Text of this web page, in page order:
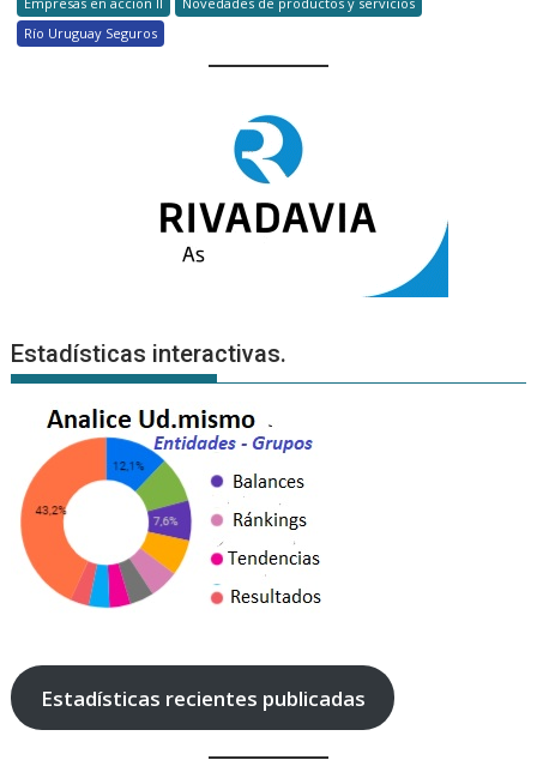
Río Uruguay Seguros
Estadísticas interactivas.
Estadísticas recientes publicadas